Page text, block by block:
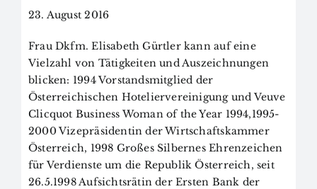
23. August 2016
Frau Dkfm. Elisabeth Gürtler kann auf eine
Vielzahl von Tätigkeiten und Auszeichnungen
blicken: 1994 Vorstandsmitglied der
Österreichischen Hoteliervereinigung und Veuve
Clicquot Business Woman of the Year 1994,1995-
2000 Vizepräsidentin der Wirtschaftskammer
Österreich, 1998 Großes Silbernes Ehrenzeichen
für Verdienste um die Republik Österreich, seit
26.5.1998 Aufsichtsrätin der Ersten Bank der